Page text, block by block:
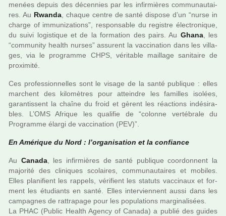
menées depuis des décen­nies par les infir­miè­res com­mu­nau­tai­
res. Au Rwanda, chaque centre de santé dis­pose d’un “nurse in
charge of immu­ni­za­tions”, res­pon­sa­ble du regis­tre électronique,
du suivi logis­ti­que et de la for­ma­tion des pairs. Au Ghana, les
“com­mu­nity health nurses” assu­rent la vac­ci­na­tion dans les vil­la­
ges, via le pro­gramme CHPS, véri­ta­ble maillage sani­taire de
proxi­mité.
Ces pro­fes­sion­nel­les sont le visage de la santé publi­que : elles
mar­chent des kilo­mè­tres pour attein­dre les famil­les iso­lées,
garan­tis­sent la chaîne du froid et gèrent les réac­tions indé­si­ra­
bles. L’OMS Afrique les qua­li­fie de “colonne ver­té­brale du
Programme élargi de vac­ci­na­tion (PEV)”.
En Amérique du Nord : l’orga­ni­sa­tion et la confiance
Au Canada, les infir­miè­res de santé publi­que coor­don­nent la
majo­rité des cli­ni­ques sco­lai­res, com­mu­nau­tai­res et mobi­les.
Elles pla­ni­fient les rap­pels, véri­fient les sta­tuts vac­ci­naux et for­
ment les étudiants en santé. Elles inter­vien­nent aussi dans les
cam­pa­gnes de rat­tra­page pour les popu­la­tions mar­gi­na­li­sées.
La PHAC (Public Health Agency of Canada) a publié des guides